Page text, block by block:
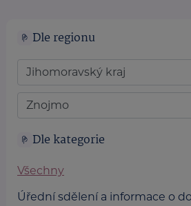
Dle regionu
Dle kategorie
Všechny
Úřední sdělení a informace o